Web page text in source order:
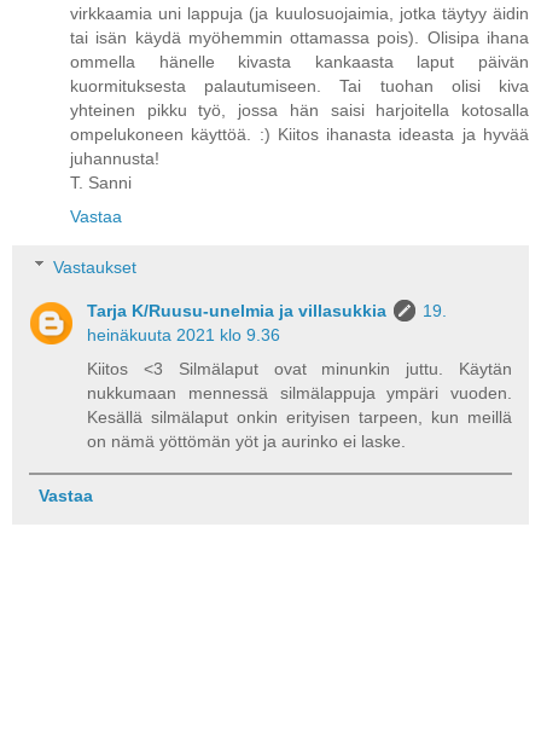
virkkaamia uni lappuja (ja kuulosuojaimia, jotka täytyy äidin
tai isän käydä myöhemmin ottamassa pois). Olisipa ihana
ommella hänelle kivasta kankaasta laput päivän
kuormituksesta palautumiseen. Tai tuohan olisi kiva
yhteinen pikku työ, jossa hän saisi harjoitella kotosalla
ompelukoneen käyttöä. :) Kiitos ihanasta ideasta ja hyvää
juhannusta!
T. Sanni
Vastaa
Vastaukset
Tarja K/Ruusu-unelmia ja villasukkia
19.
heinäkuuta 2021 klo 9.36
Kiitos <3 Silmälaput ovat minunkin juttu. Käytän
nukkumaan mennessä silmälappuja ympäri vuoden.
Kesällä silmälaput onkin erityisen tarpeen, kun meillä
on nämä yöttömän yöt ja aurinko ei laske.
Vastaa